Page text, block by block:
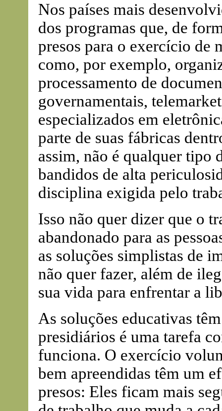
Nos países mais
dos programas que, de
presos para o exercício de
como, por exemplo,
processamento de
governamentais,
especializados em
parte de suas fábricas
assim, não é qualquer tipo
bandidos de alta
disciplina exigida pelo
Isso não quer dizer que o
abandonado para as
as soluções simplistas de
não quer fazer, além de
sua vida para enfrentar a
As soluções educativas
presidiários é uma tarefa
funciona. O exercício
bem apreendidas têm um
presos: Eles ficam mais